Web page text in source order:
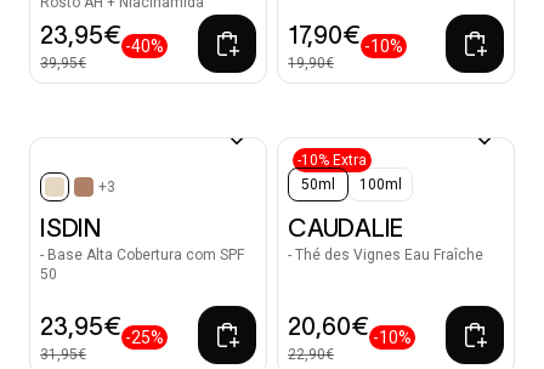
23,95€
39,95€
-40% 17,90€
19,90€
-10%
selected
+3
ISDIN
- Base Alta Cobertura com SPF
50
23,95€
31,95€
-25%
-10% Extra
50ml
100ml
CAUDALIE
- Thé des Vignes Eau Fraîche
20,60€
22,90€
-10%